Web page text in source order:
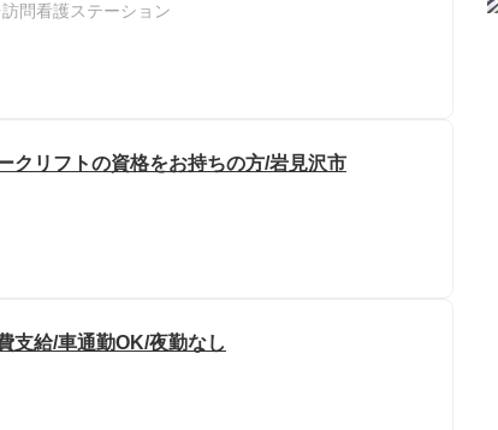
問看護ステーション
クリフトの資格をお持ちの方/岩見沢市
支給/車通勤OK/夜勤なし